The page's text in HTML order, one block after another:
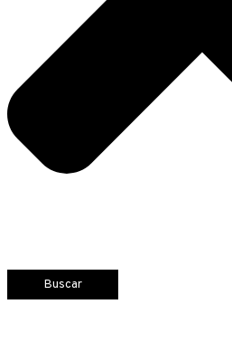
Buscar